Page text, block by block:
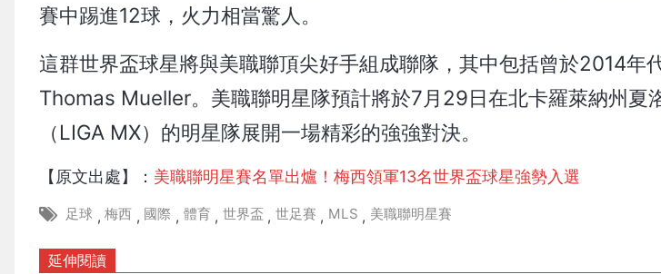
賽中踢進12球，火力相當驚人。
這群世界盃球星將與美職聯頂尖好手組成聯隊，其中包括曾於2014年
Thomas Mueller。美職聯明星隊預計將於7月29日在北卡羅萊納州夏
（LIGA MX）的明星隊展開一場精彩的強強對決。
【原文出處】： 美職聯明星賽名單出爐！梅西領軍13名世界盃球星強勢入選
足球 , 梅西 , 國際 , 體育 , 世界盃 , 世足賽 , MLS , 美職聯明星賽
延伸閱讀